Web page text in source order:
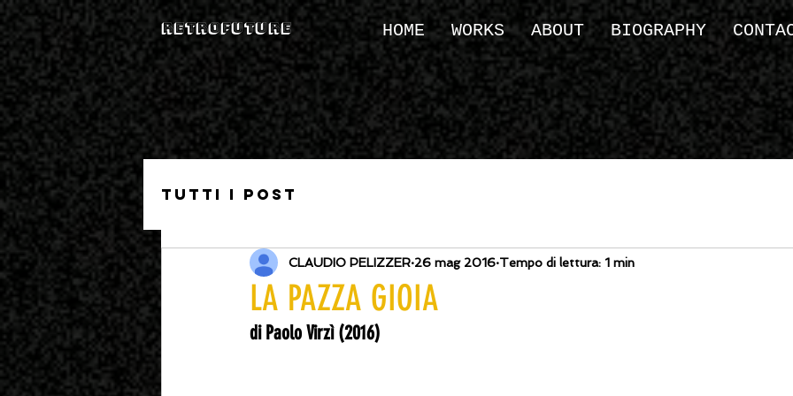
RETROFUTURE HOME WORKS ABOUT BIOGRAPHY
Tutti i post
LA PAZZA GIOIA
CLAUDIO PELIZZER 26 mag 2016 Tempo di lettura: 1 min
di Paolo Virzì (2016)